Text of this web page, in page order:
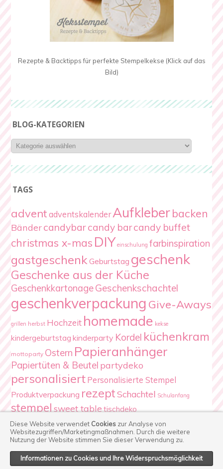
Rezepte & Backtipps für perfekte Stempelkekse (Klick auf das
Bild)
BLOG-KATEGORIEN
Blog-
Kategorien
TAGS
advent adventskalenderAufkleberbacken
Bändercandybarcandy barcandy buffet
christmas x-mas DIY einschulung farbinspiration
gastgeschenkGeburtstag geschenk
Geschenke aus der Küche
GeschenkkartonageGeschenkschachtel
geschenkverpackung Give-Aways
grillen herbst Hochzeit homemade kekse
kindergeburtstag kinderparty Kordel küchenkram
mottoparty Ostern Papieranhänger
Papiertüten & Beutel partydeko
personalisiert Personalisierte Stempel
Produktverpackung rezept Schachtel Schulanfang
stempelsweet tabletischdeko
VerpackungWeihnachten
Diese Website verwendet Cookies zur Analyse von
Websitezugriffen/Marketingmaßnahmen. Durch die weitere
Nutzung der Website stimmen Sie dieser Verwendung zu.
Informationen zu Cookies und Ihre Widerspruchsmöglichkeit